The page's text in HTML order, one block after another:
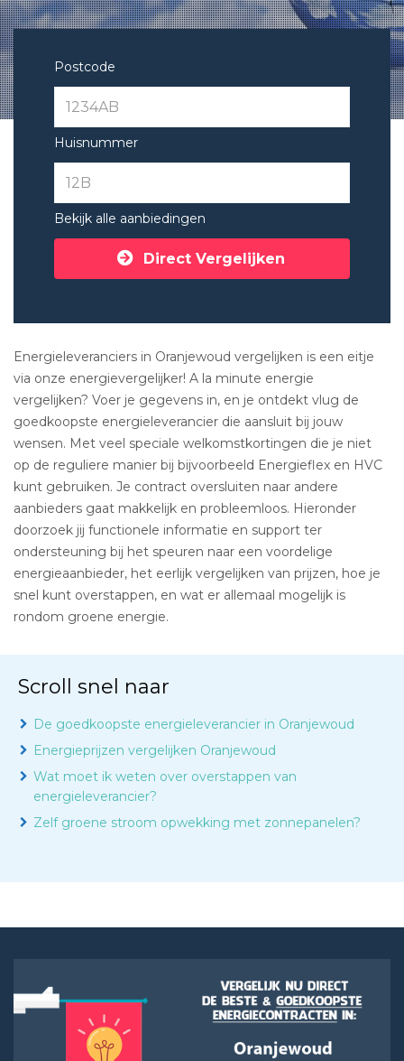
Postcode
Huisnummer
Bekijk alle aanbiedingen
Direct Vergelijken
Energieleveranciers in Oranjewoud vergelijken is een eitje
via onze energievergelijker! A la minute energie
vergelijken? Voer je gegevens in, en je ontdekt vlug de
goedkoopste energieleverancier die aansluit bij jouw
wensen. Met veel speciale welkomstkortingen die je niet
op de reguliere manier bij bijvoorbeeld Energieflex en HVC
kunt gebruiken. Je contract oversluiten naar andere
aanbieders gaat makkelijk en probleemloos. Hieronder
doorzoek jij functionele informatie en support ter
ondersteuning bij het speuren naar een voordelige
energieaanbieder, het eerlijk vergelijken van prijzen, hoe je
snel kunt overstappen, en wat er allemaal mogelijk is
rondom groene energie.
Scroll snel naar
De goedkoopste energieleverancier in Oranjewoud
Energieprijzen vergelijken Oranjewoud
Wat moet ik weten over overstappen van
energieleverancier?
Zelf groene stroom opwekking met zonnepanelen?